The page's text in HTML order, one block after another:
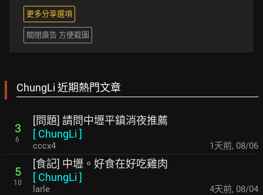
更多分享選項
關閉廣告 方便截圖
ChungLi 近期熱門文章
3
6
[問題] 請問中壢平鎮消夜推薦
[ ChungLi ]
cccx4 1天前, 08/06
5
10
[食記] 中壢。好食在好吃雞肉
[ ChungLi ]
larle 4天前, 08/04